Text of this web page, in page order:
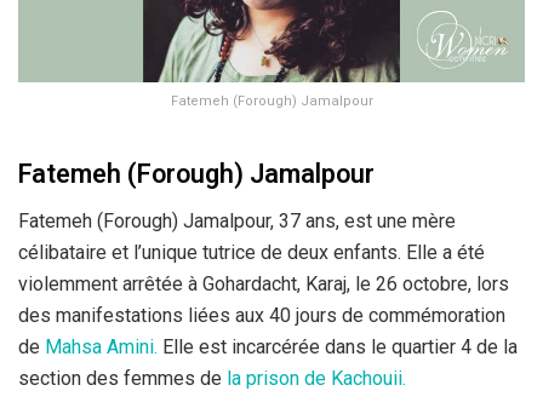
Fatemeh (Forough) Jamalpour
Fatemeh (Forough) Jamalpour
Fatemeh (Forough) Jamalpour, 37 ans, est une mère
célibataire et l’unique tutrice de deux enfants. Elle a été
violemment arrêtée à Gohardacht, Karaj, le 26 octobre, lors
des manifestations liées aux 40 jours de commémoration
de Mahsa Amini. Elle est incarcérée dans le quartier 4 de la
section des femmes de la prison de Kachouii.